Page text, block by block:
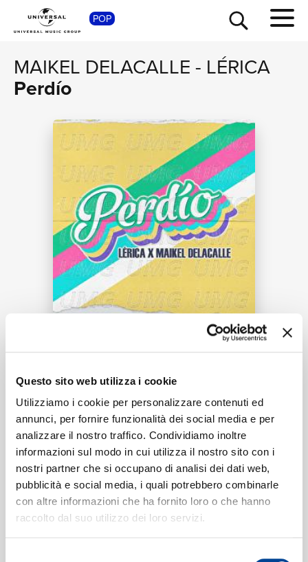
Questo sito web utilizza i cookie
Utilizziamo i cookie per personalizzare contenuti ed
annunci, per fornire funzionalità dei social media e per
analizzare il nostro traffico. Condividiamo inoltre
informazioni sul modo in cui utilizza il nostro sito con i
nostri partner che si occupano di analisi dei dati web,
pubblicità e social media, i quali potrebbero combinarle
con altre informazioni che ha fornito loro o che hanno
raccolto dal suo utilizzo dei loro servizi.
POP
MAIKEL DELACALLE - LÉRICA
Perdío
1 Perdío
02:51
Lérica, Maikel Delacalle
Formati disponibili:
SHOP
TOUR
NEWS
RICERCA
CHI SIAMO
CONTATTI
NEWSLETTER